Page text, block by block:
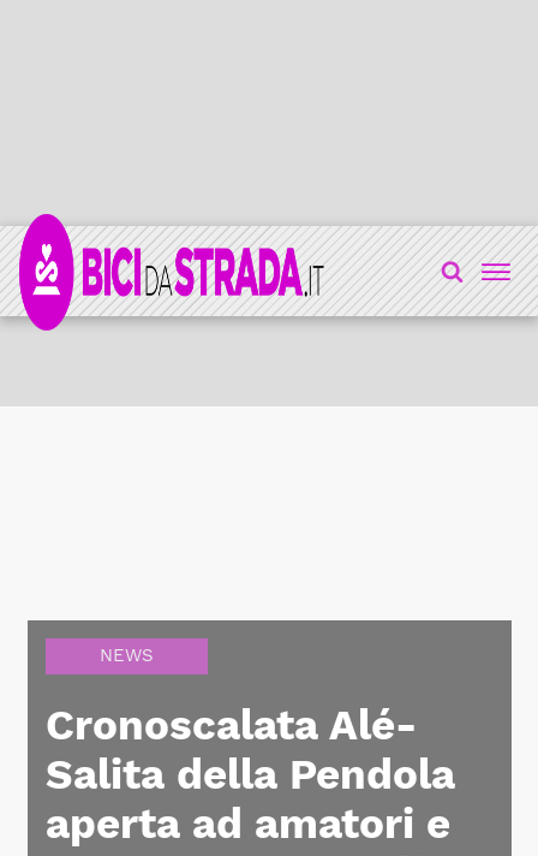
NEWS
Cronoscalata Alé-
Salita della Pendola
aperta ad amatori e